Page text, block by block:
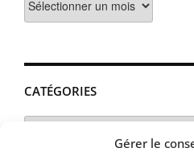
Gérer le
CATÉGORIES
Catégories